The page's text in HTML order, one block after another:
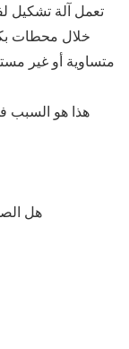
تعمل آلة تشكيل
خلال محطات
متساوية أو غير
هذا هو السبب
هل